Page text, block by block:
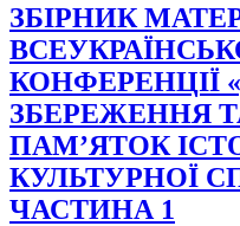
ЗБІРНИК
КОНФЕРЕНЦІЇ
ЗБЕРЕЖЕННЯ
ПАМ’ЯТОК
КУЛЬТУРНОЇ
ЧАСТИНА 1